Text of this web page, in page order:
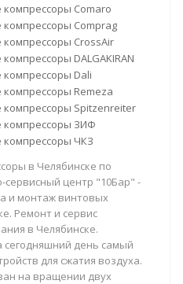
Comaro
Comprag
CrossAir
DALGAKIRAN
Dali
Remeza
компрессоры Spitzenreiter
компрессоры ЗИФ
компрессоры ЧКЗ
в Челябинске по
сервисный центр "10Бар" -
и монтаж винтовых
Ремонт и сервис
в Челябинске.
день самый
для сжатия воздуха.
на вращении двух